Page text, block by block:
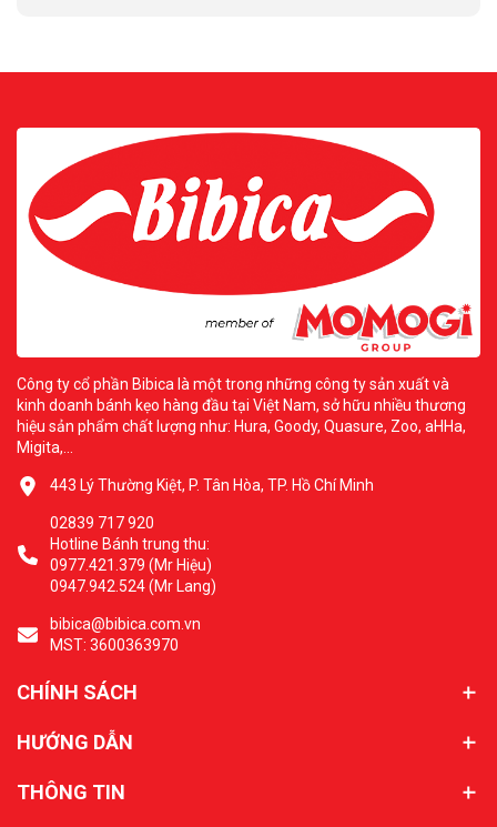
Công ty cổ phần Bibica là một trong những công ty sản xuất và
kinh doanh bánh kẹo hàng đầu tại Việt Nam, sở hữu nhiều thương
hiệu sản phẩm chất lượng như: Hura, Goody, Quasure, Zoo, aHHa,
Migita,...
443 Lý Thường Kiệt, P. Tân Hòa, TP. Hồ Chí Minh
02839 717 920
Hotline Bánh trung thu:
0977.421.379 (Mr Hiệu)
0947.942.524 (Mr Lang)
bibica@bibica.com.vn
MST: 3600363970
CHÍNH SÁCH
HƯỚNG DẪN
THÔNG TIN